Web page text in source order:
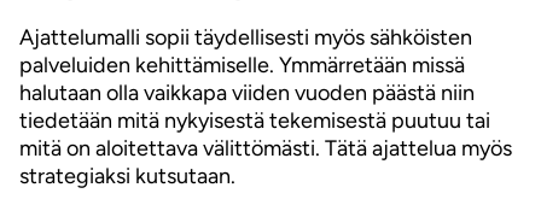
Ajattelumalli sopii täydellisesti myös sähköisten
palveluiden kehittämiselle. Ymmärretään missä
halutaan olla vaikkapa viiden vuoden päästä niin
tiedetään mitä nykyisestä tekemisestä puutuu tai
mitä on aloitettava välittömästi. Tätä ajattelua myös
strategiaksi kutsutaan.